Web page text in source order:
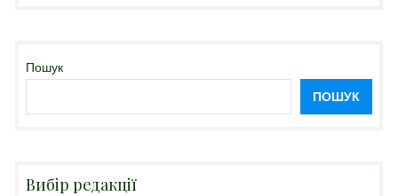
Пошук
ПОШУК
Вибір редакції